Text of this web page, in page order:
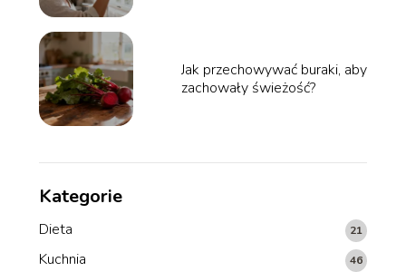
Jak przechowywać buraki, aby
zachowały świeżość?
Kategorie
Dieta 21
Kuchnia 46